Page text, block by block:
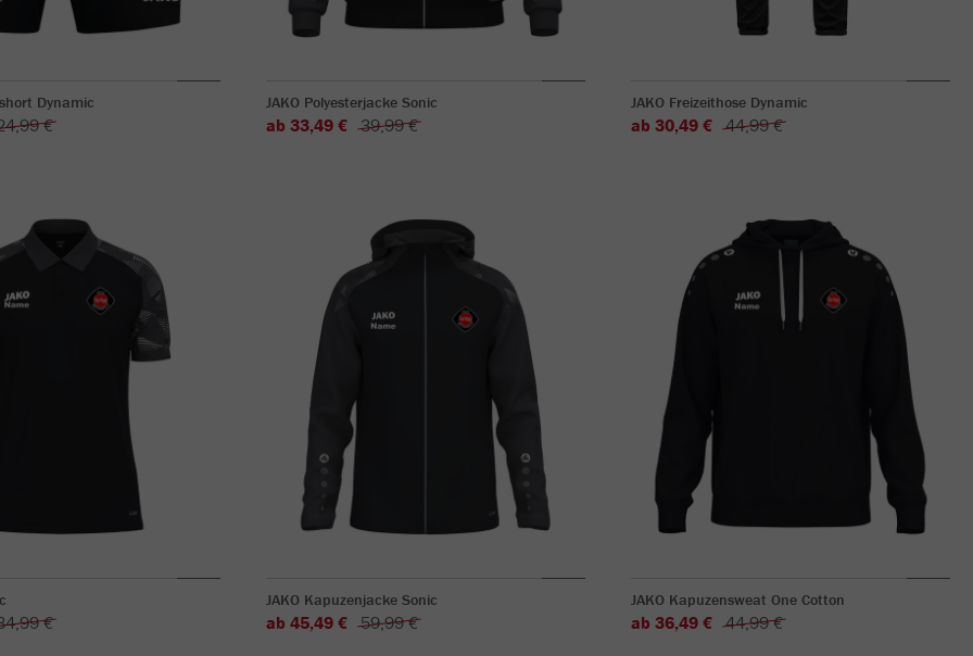
Dynamic
€
JAKO Polyesterjacke Sonic
ab 33,49 € 39,99 €
JAKO Freizeithose Dynamic
ab 30,49 € 44,99 €
€
JAKO Kapuzenjacke Sonic
ab 45,49 € 59,99 €
JAKO Kapuzensweat One Cotton
ab 36,49 € 44,99 €